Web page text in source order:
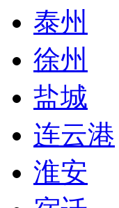
泰州
徐州
盐城
连云港
淮安